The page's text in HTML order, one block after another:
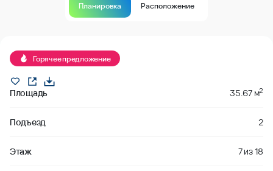
Планировка Расположение
Горячее предложение
Площадь 35.67 м2
Подъезд 2
Этаж 7из18